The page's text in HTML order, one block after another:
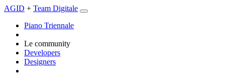
AGID + Team Digitale
Piano Triennale
Le community
Developers
Designers